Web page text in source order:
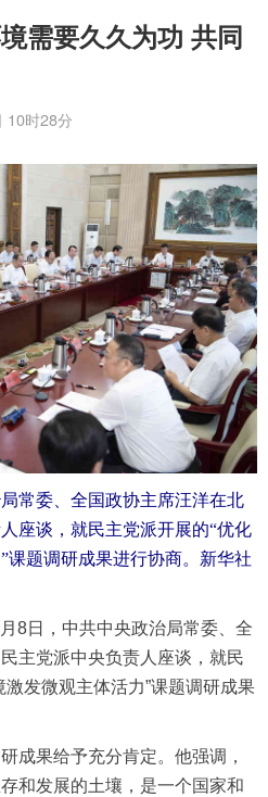
需要久久为功 共同
10时28分
委、全国政协主席汪洋在北
座谈，就民主党派开展的“优化
课题调研成果进行协商。新华社
日，中共中央政治局常委、全
主党派中央负责人座谈，就民
发微观主体活力”课题调研成果
果给予充分肯定。他强调，
和发展的土壤，是一个国家和